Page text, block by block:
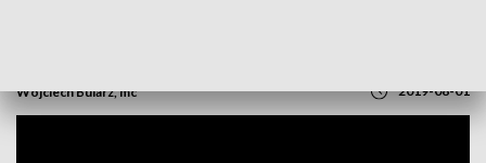
Wojciech Bularz, mc 2019-08-01